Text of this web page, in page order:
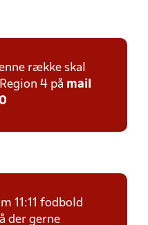
række skal
4 på mail
11:11 fodbold
der gerne